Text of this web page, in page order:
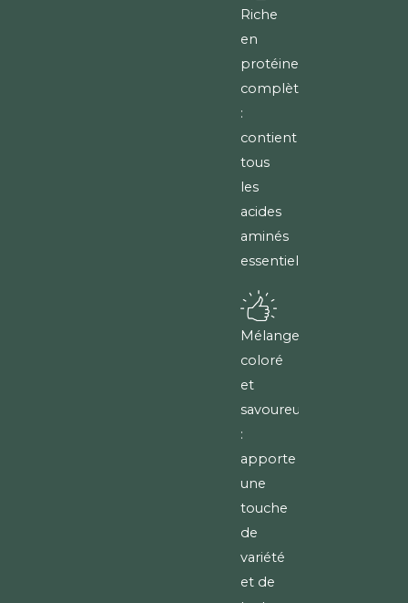
Riche
en
protéines
complètes
:
contient
tous
les
acides
aminés
essentiels.
Mélange
coloré
et
savoureux
:
apporte
une
touche
de
variété
et de